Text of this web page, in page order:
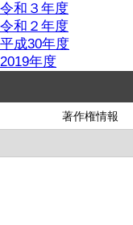
令和３年度
令和２年度
平成30年度
2019年度
著作権情報